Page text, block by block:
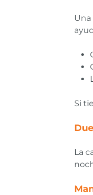
Una
Si
La